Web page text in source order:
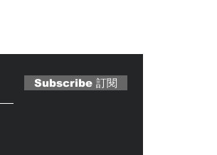
Subscribe 訂閱